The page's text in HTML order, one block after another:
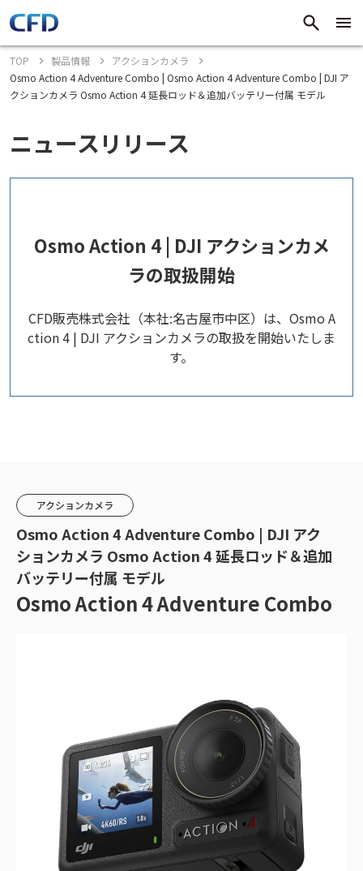
TOP 製品情報
アクションカメラ
Osmo Action 4 Adventure Combo | Osmo Action 4 Adventure Combo | DJI ア
クションカメラ Osmo Action 4 延長ロッド＆追加バッテリー付属 モデル
ニュースリリース
Osmo Action 4 | DJI アクションカメ
ラの取扱開始
CFD販売株式会社（本社:名古屋市中区）は、Osmo A
ction 4 | DJI アクションカメラの取扱を開始いたしま
す。
アクションカメラ
Osmo Action 4 Adventure Combo | DJI アク
ションカメラ Osmo Action 4 延長ロッド＆追加
バッテリー付属 モデル
Osmo Action 4 Adventure Combo